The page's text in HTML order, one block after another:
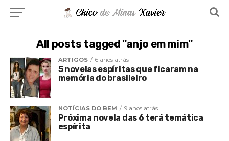
All posts tagged "anjo em mim"
ARTIGOS 6 anos atrás
5 novelas espíritas que ficaram na
memória do brasileiro
NOTÍCIAS DO BEM 9 anos atrás
Próxima novela das 6 terá temática
espírita